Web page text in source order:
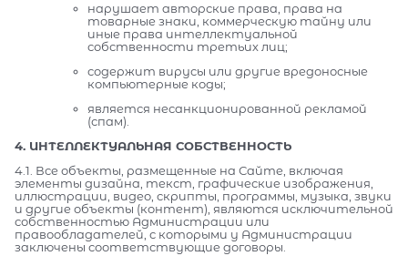
нарушает авторские права, права на
товарные знаки, коммерческую тайну или
иные права интеллектуальной
собственности третьих лиц;
содержит вирусы или другие вредоносные
компьютерные коды;
является несанкционированной рекламой
(спам).
4. ИНТЕЛЛЕКТУАЛЬНАЯ СОБСТВЕННОСТЬ
4.1. Все объекты, размещенные на Сайте, включая
элементы дизайна, текст, графические изображения,
иллюстрации, видео, скрипты, программы, музыка, звуки
и другие объекты (контент), являются исключительной
собственностью Администрации или
правообладателей, с которыми у Администрации
заключены соответствующие договоры.